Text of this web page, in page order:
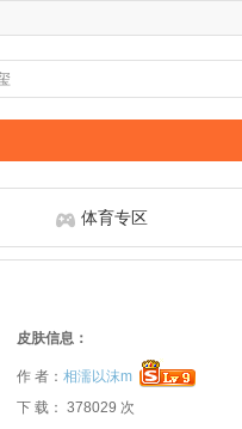
体育专区
皮肤信息：
作 者： 相濡以沫m
下 载： 378029 次